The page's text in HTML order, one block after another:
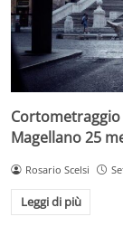
Magellano 25
Rosario Scelsi
Leggi di più